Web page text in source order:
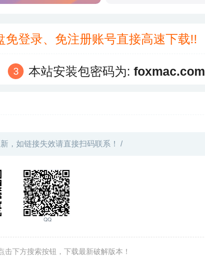
免登录、免注册账号直接高速下载!!
本站安装包密码为: foxmac.com
，如链接失效请直接扫码联系！ /
下方搜索按钮，下载最新破解版本！